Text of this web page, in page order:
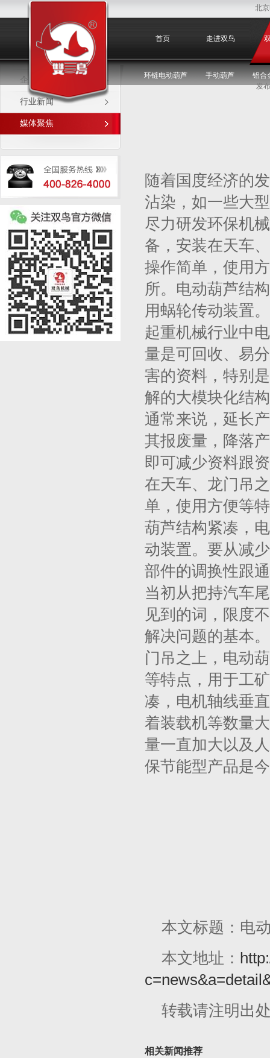
北
首页 走进双鸟
环链电动葫芦 手动葫芦 铝合
媒体聚焦
企业新闻
行业新闻
媒体聚焦
发
随着国度经济的
沾染，如一些大
尽力研发环保机
备，安装在天车
操作简单，使用
所。电动葫芦结
用蜗轮传动装置。
起重机械行业中
量是可回收、易
害的资料，特别
解的大模块化结
通常来说，延长
其报废量，降落
即可减少资料跟
在天车、龙门吊
单，使用方便等
葫芦结构紧凑，
动装置。要从减
部件的调换性跟
当初从把持汽车
见到的词，限度
解决问题的基本
门吊之上，电动
等特点，用于工
凑，电机轴线垂
着装载机等数量
量一直加大以及
保节能型产品是
本文标题：电
本文地址：
转载请注明出
相关新闻推荐